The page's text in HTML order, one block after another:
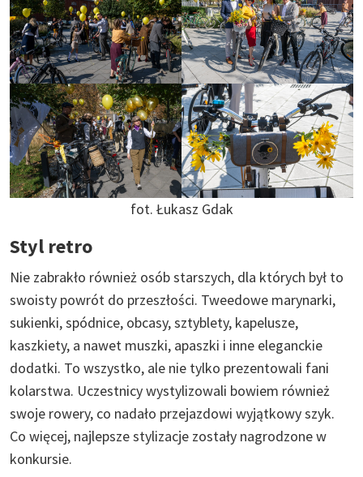
fot. Łukasz Gdak
Styl retro
Nie zabrakło również osób starszych, dla których był to
swoisty powrót do przeszłości. Tweedowe marynarki,
sukienki, spódnice, obcasy, sztyblety, kapelusze,
kaszkiety, a nawet muszki, apaszki i inne eleganckie
dodatki. To wszystko, ale nie tylko prezentowali fani
kolarstwa. Uczestnicy wystylizowali bowiem również
swoje rowery, co nadało przejazdowi wyjątkowy szyk.
Co więcej, najlepsze stylizacje zostały nagrodzone w
konkursie.